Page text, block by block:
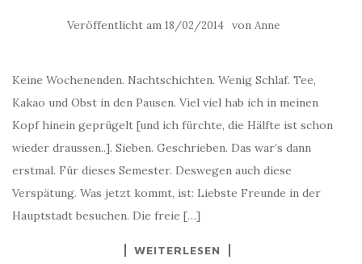
Veröffentlicht am 18/02/2014 von Anne
Keine Wochenenden. Nachtschichten. Wenig Schlaf. Tee,
Kakao und Obst in den Pausen. Viel viel hab ich in meinen
Kopf hinein geprügelt [und ich fürchte, die Hälfte ist schon
wieder draussen..]. Sieben. Geschrieben. Das war’s dann
erstmal. Für dieses Semester. Deswegen auch diese
Verspätung. Was jetzt kommt, ist: Liebste Freunde in der
Hauptstadt besuchen. Die freie […]
WEITERLESEN